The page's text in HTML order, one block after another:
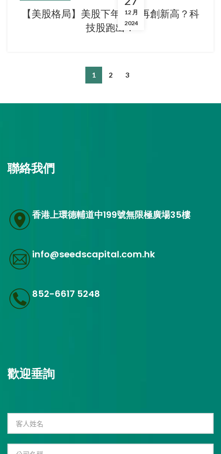
12 月
2024
【美股格局】美股下年乘勢再創新高？科
技股跑出？
1 2 3
聯絡我們
香港上環德輔道中199號無限極廣場35樓
info@seedscapital.com.hk
852-6617 5248
歡迎垂詢